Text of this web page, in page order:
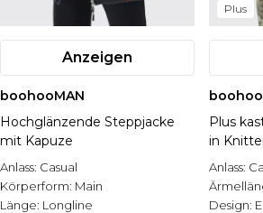
Anzeigen
boohooMAN
Hochglänzende Steppjacke
mit Kapuze
Anlass: Casual
Körperform: Main
Länge: Longline
Plus
Plus
in
Anlass:
Design: